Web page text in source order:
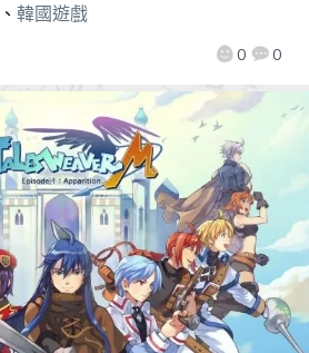
0 0
、 韓國遊戲